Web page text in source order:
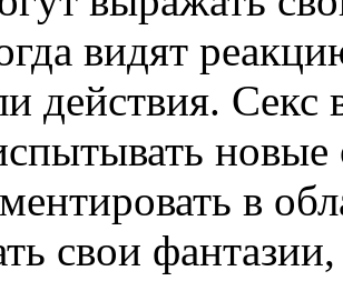
видят
действия.
в
свои